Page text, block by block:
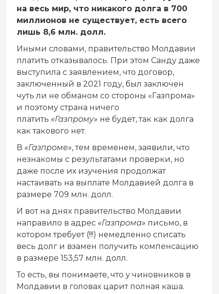
на весь мир, что никакого долга в 700
миллионов не существует, есть всего
лишь 8,6 млн. долл.
Иными словами, правительство Молдавии
платить отказывалось. При этом Санду даже
выступила с заявлением, что договор,
заключенный в 2021 году, был заключен
чуть ли не обманом со стороны «Газпрома»
и поэтому страна ничего
платить «Газпрому» не будет, так как долга
как такового нет.
В «Газпроме», тем временем, заявили, что
незнакомы с результатами проверки, но
даже после их изучения продолжат
настаивать на выплате Молдавией долга в
размере 709 млн. долл.
И вот на днях правительство Молдавии
направило в адрес «Газпрома» письмо, в
котором требует (!!!) немедленно списать
весь долг и взамен получить компенсацию
в размере 153,57 млн. долл.
То есть, вы понимаете, что у чиновников в
Молдавии в головах царит полная каша.